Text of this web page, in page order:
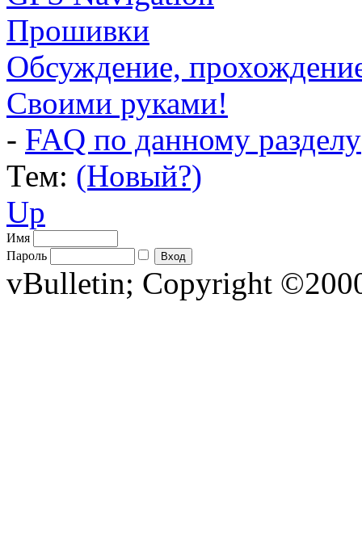
Прошивки
Обсуждение,
Своими руками!
- FAQ по данному разделу
Тем: (Новый?)
Up
Имя
Пароль
vBulletin; Copyright